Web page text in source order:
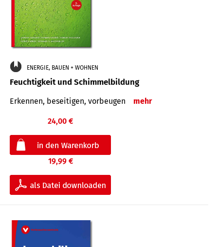
ENERGIE, BAUEN + WOHNEN
Feuchtigkeit und Schimmelbildung
Erkennen, beseitigen, vorbeugen mehr
24,00 €
19,99 €